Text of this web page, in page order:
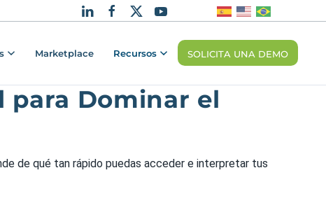
Marketplace Recursos SOLICITA UNA DEMO
para Dominar el
de qué tan rápido puedas acceder e interpretar tus